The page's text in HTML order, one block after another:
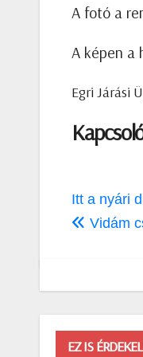
A fotó a
A képen a
Egri Járási
Itt a nyári
Vidám
EZ IS